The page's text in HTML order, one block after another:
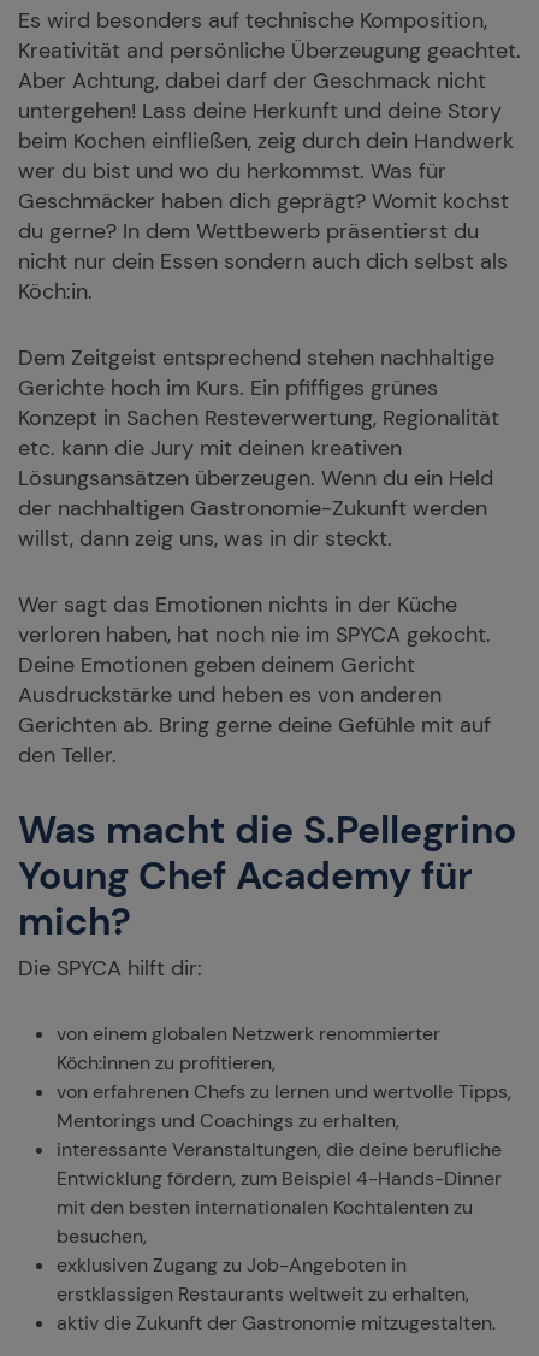
Es wird besonders auf technische Komposition,
Kreativität and persönliche Überzeugung geachtet.
Aber Achtung, dabei darf der Geschmack nicht
untergehen! Lass deine Herkunft und deine Story
beim Kochen einfließen, zeig durch dein Handwerk
wer du bist und wo du herkommst. Was für
Geschmäcker haben dich geprägt? Womit kochst
du gerne? In dem Wettbewerb präsentierst du
nicht nur dein Essen sondern auch dich selbst als
Köch:in.
Dem Zeitgeist entsprechend stehen nachhaltige
Gerichte hoch im Kurs. Ein pfiffiges grünes
Konzept in Sachen Resteverwertung, Regionalität
etc. kann die Jury mit deinen kreativen
Lösungsansätzen überzeugen. Wenn du ein Held
der nachhaltigen Gastronomie-Zukunft werden
willst, dann zeig uns, was in dir steckt.
Wer sagt das Emotionen nichts in der Küche
verloren haben, hat noch nie im SPYCA gekocht.
Deine Emotionen geben deinem Gericht
Ausdruckstärke und heben es von anderen
Gerichten ab. Bring gerne deine Gefühle mit auf
den Teller.
Was macht die S.Pellegrino
Young Chef Academy für
mich?
Die SPYCA hilft dir:
von einem globalen Netzwerk renommierter
Köch:innen zu profitieren,
von erfahrenen Chefs zu lernen und wertvolle Tipps,
Mentorings und Coachings zu erhalten,
interessante Veranstaltungen, die deine berufliche
Entwicklung fördern, zum Beispiel 4-Hands-Dinner
mit den besten internationalen Kochtalenten zu
besuchen,
exklusiven Zugang zu Job-Angeboten in
erstklassigen Restaurants weltweit zu erhalten,
aktiv die Zukunft der Gastronomie mitzugestalten.